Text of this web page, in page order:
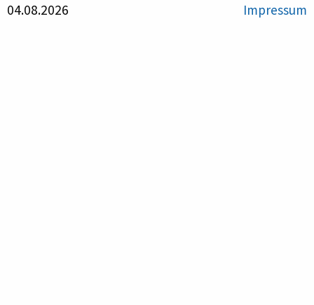
04.08.2026
Impressum